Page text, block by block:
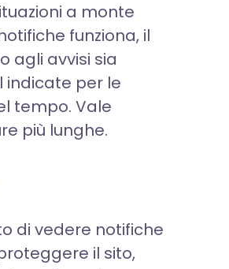
a monte
funziona, il
agli avvisi sia
indicate per le
tempo. Vale
più lunghe.
di vedere notifiche
il sito,